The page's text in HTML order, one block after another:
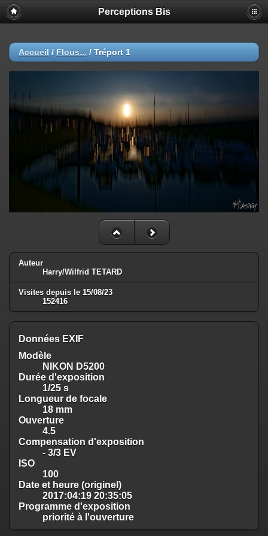
Perceptions Bis
Accueil / Flous... / Tréport 1
Auteur
Harry/Wilfrid TETARD
Visites depuis le 15/08/23
152416
Données EXIF
Modèle
NIKON D5200
Durée d'exposition
1/25 s
Longueur de focale
18 mm
Ouverture
4.5
Compensation d'exposition
- 3/3 EV
ISO
100
Date et heure (originel)
2017:04:19 20:35:05
Programme d'exposition
priorité à l'ouverture